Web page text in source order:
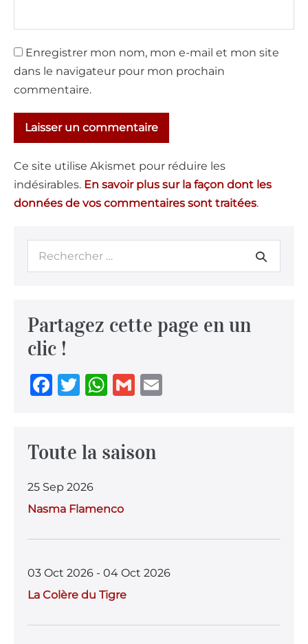
Enregistrer mon nom, mon e-mail et mon site
dans le navigateur pour mon prochain
commentaire.
Ce site utilise Akismet pour réduire les
indésirables. En savoir plus sur la façon dont les
données de vos commentaires sont traitées.
Partagez cette page en un
clic !
F
e
o
o
k
T
te
W
s
p
G
l
Toute la saison
25 Sep 2026
Nasma Flamenco
03 Oct 2026 - 04 Oct 2026
La Colère du Tigre